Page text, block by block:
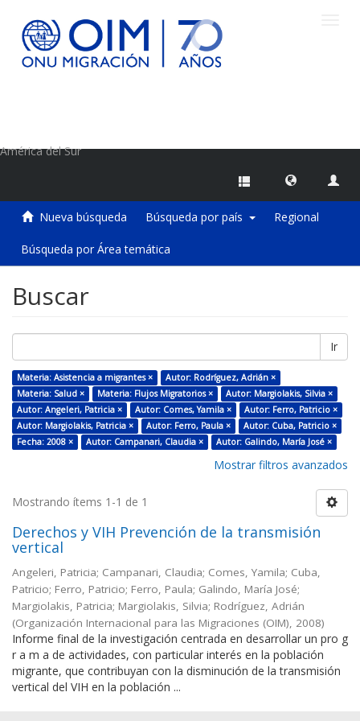
América del Sur
Nueva búsqueda Búsqueda por país Regional
Búsqueda por Área temática
Buscar
Ir
Materia: Asistencia a migrantes ×
Autor: Rodríguez, Adrián ×
Materia: Salud ×
Materia: Flujos Migratorios ×
Autor: Margiolakis, Silvia ×
Autor: Angeleri, Patricia ×
Autor: Comes, Yamila ×
Autor: Ferro, Patricio ×
Autor: Margiolakis, Patricia ×
Autor: Ferro, Paula ×
Autor: Cuba, Patricio ×
Fecha: 2008 ×
Autor: Campanari, Claudia × Autor: Galindo, María José ×
Mostrar filtros avanzados
Mostrando ítems 1-1 de 1
Derechos y VIH Prevención de la transmisión
vertical
Angeleri, Patricia; Campanari, Claudia; Comes, Yamila; Cuba,
Patricio; Ferro, Patricio; Ferro, Paula; Galindo, María José;
Margiolakis, Patricia; Margiolakis, Silvia; Rodríguez, Adrián
(Organización Internacional para las Migraciones (OIM), 2008)
Informe final de la investigación centrada en desarrollar un pro g
r a m a de actividades, con particular interés en la población
migrante, que contribuyan con la disminución de la transmisión
vertical del VIH en la población ...